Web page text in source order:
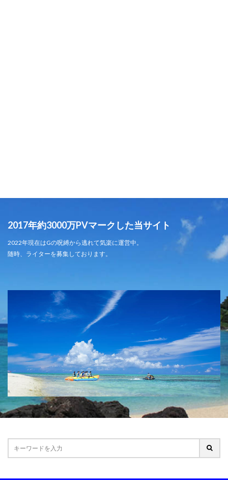
2017年約3000万PVマークした当サイト
2022年現在はGの呪縛から逃れて気楽に運営中。
随時、ライターを募集しております。